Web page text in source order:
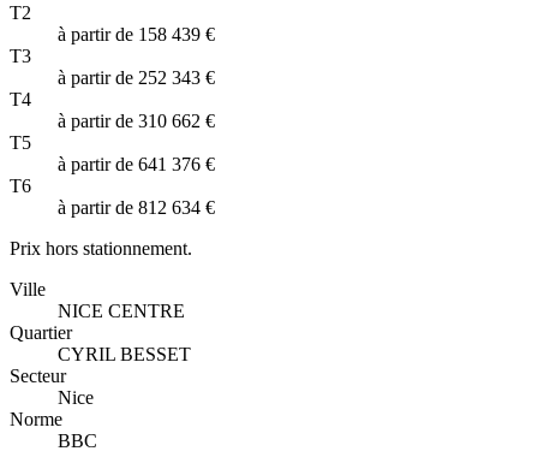
T2
à partir de 158 439 €
T3
à partir de 252 343 €
T4
à partir de 310 662 €
T5
à partir de 641 376 €
T6
à partir de 812 634 €
Prix hors stationnement.
Ville
NICE CENTRE
Quartier
CYRIL BESSET
Secteur
Nice
Norme
BBC